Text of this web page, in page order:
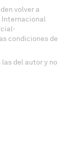
volver a
Internacional
condiciones de
del autor y no